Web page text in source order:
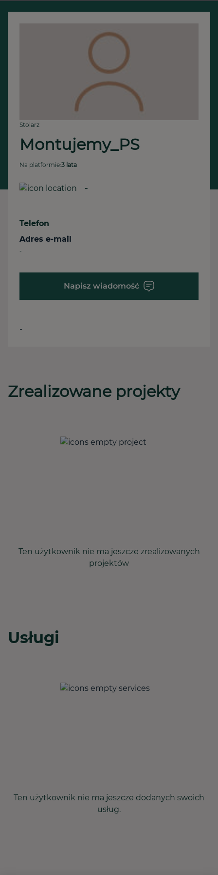
Stolarz
Montujemy_PS
Na platformie:3 lata
-
Telefon
Adres e-mail
-
Napisz wiadomość
-
Zrealizowane projekty
Ten użytkownik nie ma jeszcze zrealizowanych
projektów
Usługi
Ten użytkownik nie ma jeszcze dodanych swoich
usług.